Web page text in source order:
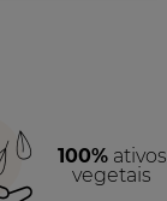
100%ativos
vegetais